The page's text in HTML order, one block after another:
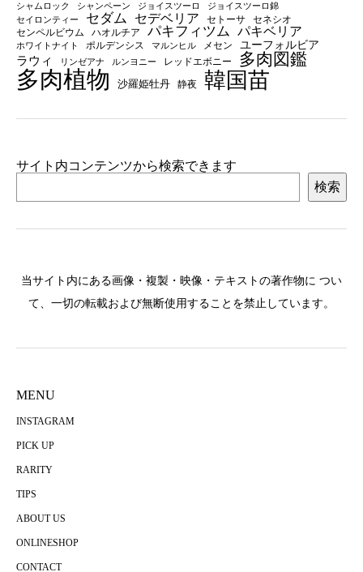
シャムロック シャンペーン ジョイスツーロ
ジョイスツーロ錦
セイロンティー
セダム セデベリア セトーサ
セネシオ
センペルビウム
ハオルチア パキフィツム パキベリア
ホワイトナイト ポルデンシス マルンヒル メセン
ユーフォルビア
ラウィ
リンゼアナ ルンヨニー レッドエボニー 多肉図鑑
多肉植物 沙羅姫牡丹 静夜 韓国苗
サイト内コンテンツから検索できます
検索
当サイト内にある画像・複製・映像・テキストの著作物に つい
て、一切の転載および無断使用することを禁止しています。
MENU
INSTAGRAM
PICK UP
RARITY
TIPS
ABOUT US
ONLINESHOP
CONTACT